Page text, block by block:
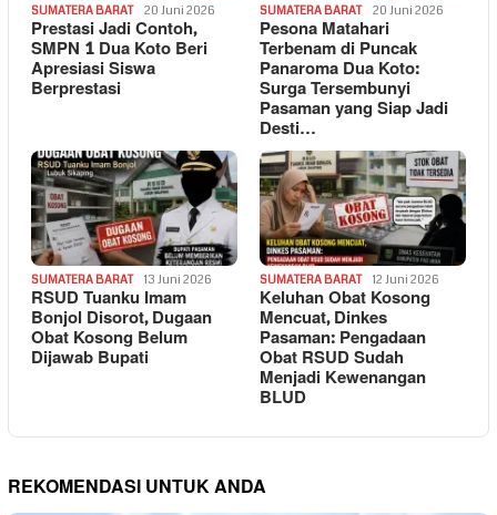
SUMATERA BARAT 20 Juni 2026
Prestasi Jadi Contoh,
SMPN 1 Dua Koto Beri
Apresiasi Siswa
Berprestasi
SUMATERA BARAT 20 Juni 2026
Pesona Matahari
Terbenam di Puncak
Panaroma Dua Koto:
Surga Tersembunyi
Pasaman yang Siap Jadi
Desti…
SUMATERA BARAT 13 Juni 2026
RSUD Tuanku Imam
Bonjol Disorot, Dugaan
Obat Kosong Belum
Dijawab Bupati
SUMATERA BARAT 12 Juni 2026
Keluhan Obat Kosong
Mencuat, Dinkes
Pasaman: Pengadaan
Obat RSUD Sudah
Menjadi Kewenangan
BLUD
REKOMENDASI UNTUK ANDA